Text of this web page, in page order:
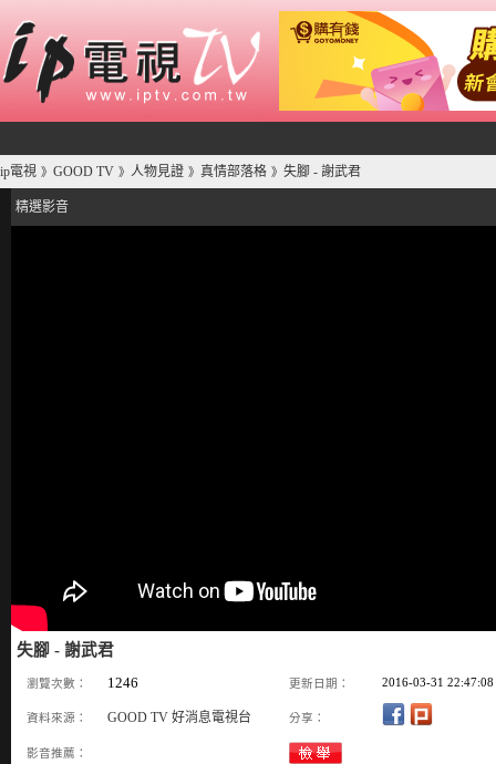
ip電視 》 GOOD TV 》 人物見證 》 真情部落格 》 失腳 - 謝武君
精選影音
失腳 - 謝武君
瀏覽次數： 1246 更新日期： 2016-03-31 22:47:08
資料來源： GOOD TV 好消息電視台 分享：
影音推薦：